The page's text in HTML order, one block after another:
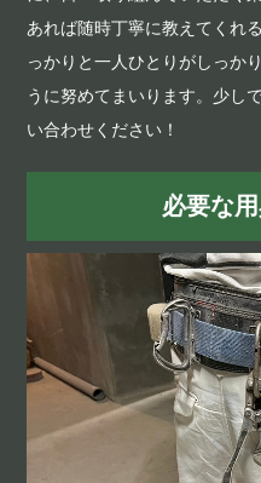
あれば随時丁寧に教えてくれ
っかりと一人ひとりがしっか
うに努めてまいります。少し
い合わせください！
必要な